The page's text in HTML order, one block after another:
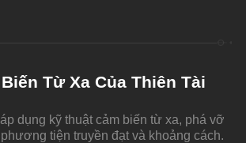
Từ Xa Của Thiên Tài
dụng kỹ thuật cảm biến từ xa, phá vỡ
tiện truyền đạt và khoảng cách.